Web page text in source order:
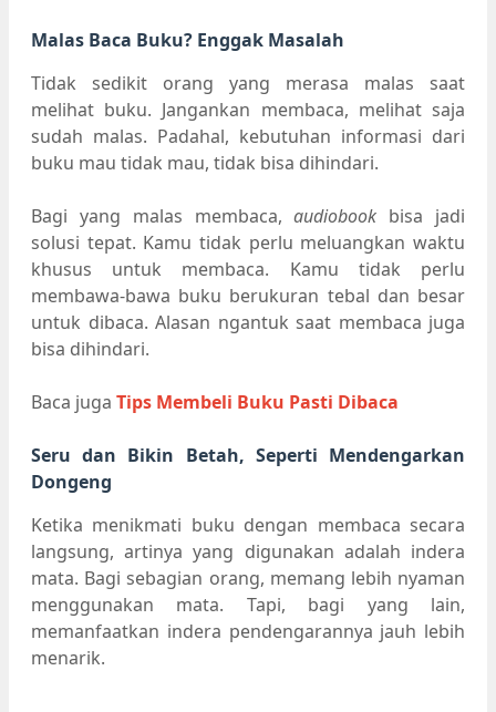
Malas Baca Buku? Enggak Masalah
Tidak sedikit orang yang merasa malas saat
melihat buku. Jangankan membaca, melihat saja
sudah malas. Padahal, kebutuhan informasi dari
buku mau tidak mau, tidak bisa dihindari.
Bagi yang malas membaca,audiobook bisa jadi
solusi tepat. Kamu tidak perlu meluangkan waktu
khusus untuk membaca. Kamu tidak perlu
membawa-bawa buku berukuran tebal dan besar
untuk dibaca. Alasan ngantuk saat membaca juga
bisa dihindari.
Baca juga Tips Membeli Buku Pasti Dibaca
Seru dan Bikin Betah, Seperti Mendengarkan
Dongeng
Ketika menikmati buku dengan membaca secara
langsung, artinya yang digunakan adalah indera
mata. Bagi sebagian orang, memang lebih nyaman
menggunakan mata. Tapi, bagi yang lain,
memanfaatkan indera pendengarannya jauh lebih
menarik.